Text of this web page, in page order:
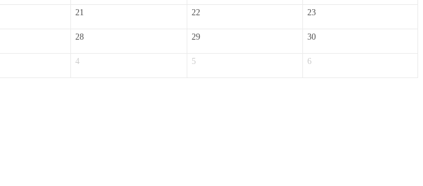
21 22 23
28 29 30
4 5 6